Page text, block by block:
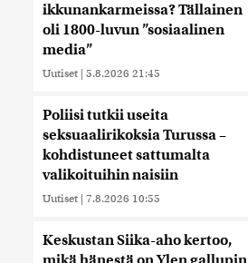
ikkunankarmeissa? Tällainen
oli 1800-luvun ”sosiaalinen
media”
Uutiset | 5.8.2026 21:45
Poliisi tutkii useita
seksuaalirikoksia Turussa –
kohdistuneet sattumalta
valikoituihin naisiin
Uutiset | 7.8.2026 10:55
Keskustan Siika-aho kertoo,